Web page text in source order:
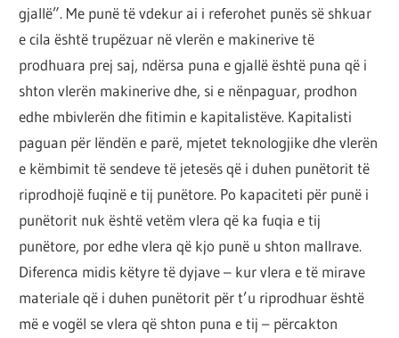
gjallë”. Me punë të vdekur ai i referohet punës së shkuar
e cila është trupëzuar në vlerën e makinerive të
prodhuara prej saj, ndërsa puna e gjallë është puna që i
shton vlerën makinerive dhe, si e nënpaguar, prodhon
edhe mbivlerën dhe fitimin e kapitalistëve. Kapitalisti
paguan për lëndën e parë, mjetet teknologjike dhe vlerën
e këmbimit të sendeve të jetesës që i duhen punëtorit të
riprodhojë fuqinë e tij punëtore. Po kapaciteti për punë i
punëtorit nuk është vetëm vlera që ka fuqia e tij
punëtore, por edhe vlera që kjo punë u shton mallrave.
Diferenca midis këtyre të dyjave – kur vlera e të mirave
materiale që i duhen punëtorit për t’u riprodhuar është
më e vogël se vlera që shton puna e tij – përcakton